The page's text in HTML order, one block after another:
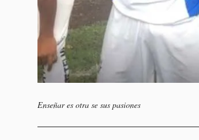
Enseñar es otra se sus pasiones